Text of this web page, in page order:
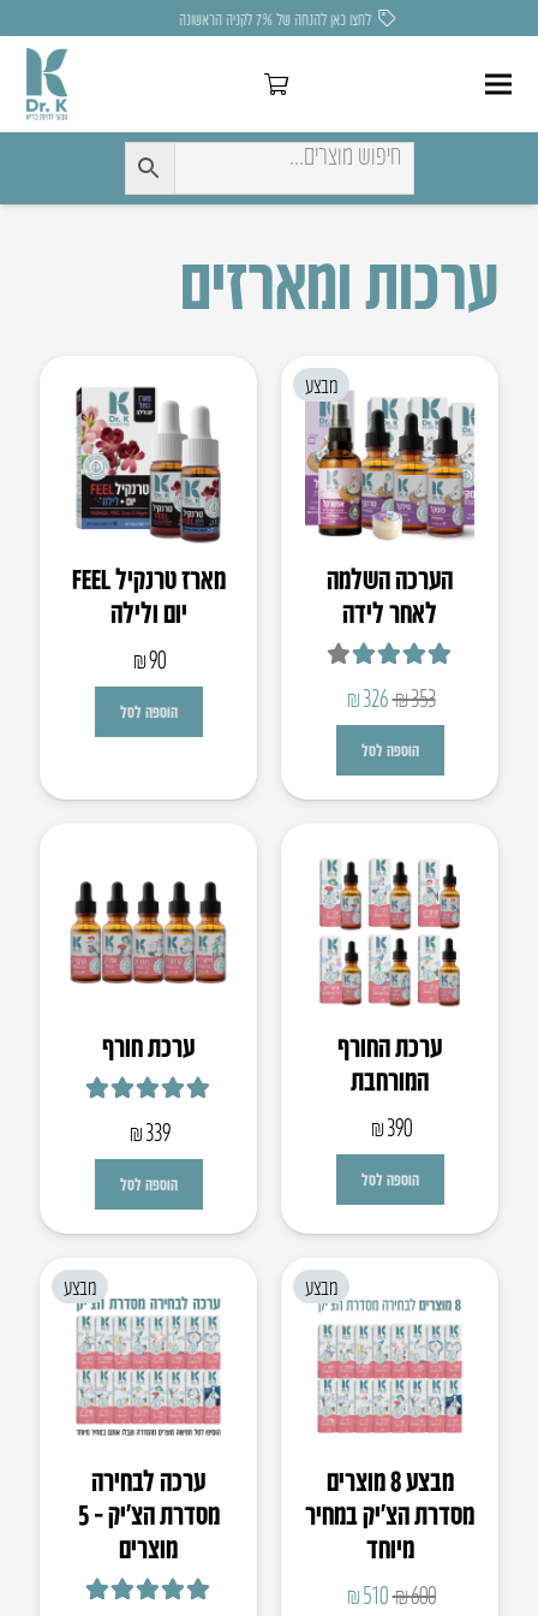
לחצו כאן להנחה של 7% לקניה הראשונה
ערכות ומארזים
מבצע
הערכה השלמה
לאחר לידה
₪353
המחיר
המקורי
היה:
₪353.
₪326
הנוכחי
₪326.
הוספה לסל
מארז טרנקיל FEEL
יום ולילה
₪90
הוספה לסל
ערכת החורף
המורחבת
₪390
הוספה לסל
ערכת חורף
₪339
הוספה לסל
מבצע
מבצע 8 מוצרים
מסדרת הצ׳יק במחיר
מיוחד
₪600
המחיר
₪510
מבצע
ערכה לבחירה
מסדרת הצ’יק – 5
מוצרים